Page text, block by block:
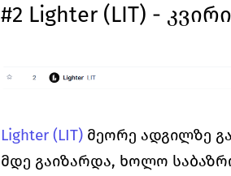
#2 Lighter (LIT) -
Lighter (LIT) მეორე ადგილზე
მდე გაიზარდა, ხოლო